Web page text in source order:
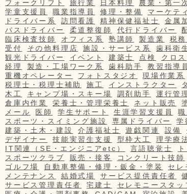
フォークリフト
旅行業 日本料理 農業・第一
学童支援員
職業指導員 修理・整備 マーケテ
ドライバー系
訪問看護 精神保健福祉士 金属
バスドライバー
柔道整復師 代行ドライバー
臨床検査技師
オフィス系 塾講師 製造業 税
受付
その他料理店 施設・サービス系 歯科衛
観光ドライバー
イベント 建築士 点検 クロス
経理
製造・工場ワーク系 歯科助手 教習指導員
重機オペレーター
フォトスタジオ 現場作業系
税理士・税理士補助
施工 インストラクター
木工
キャンプ場・スキー場 調剤助手 運行管
倉庫内作業
栄養士・管理栄養士 ネット販売
メール
医師 学生サポート 生涯学習支援員
職
スポーツ・スイミング施設
専属ドライバー 学
建築・土木・建設
介護福祉士 遊戯関連 設備
デザイナー
技能実習生支援 型枠大工 理学療
IT関連（SE・エンジニアetc）
言語聴覚士
スポーツクラブ
販売・接客 コンクリート技師
ゴルフ場
自動車整備・修理・鈑金・塗装 セレ
メンテナンス
結婚式場 サービス提供責任者
サービス管理責任者
宅建士
セレモニースタッ